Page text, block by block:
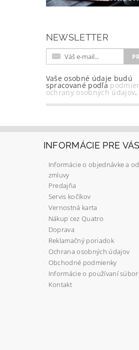
NEWSLETTER
Vaše osobné údaje budú
spracované podľa
ochrany osobných údajov.
INFORMÁCIE PRE VÁS
Informácie o objednávke a
zmluvy
Predajňa
Servis kočíkov
Vernostná karta
Nákup cez Quatro
Doprava
Reklamačný poriadok
Ochrana osobných údajov
Obchodné podmienky
Informácie o používaní
Kontakt